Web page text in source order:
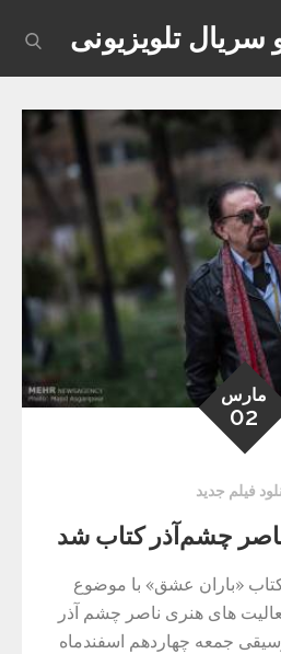
سریال تلویزیونی
مارس
02
فیلم جدید
چشم‌آذر کتاب شد
«باران عشق» با موضوع
های هنری ناصر چشم آذر
جمعه چهاردهم اسفندماه